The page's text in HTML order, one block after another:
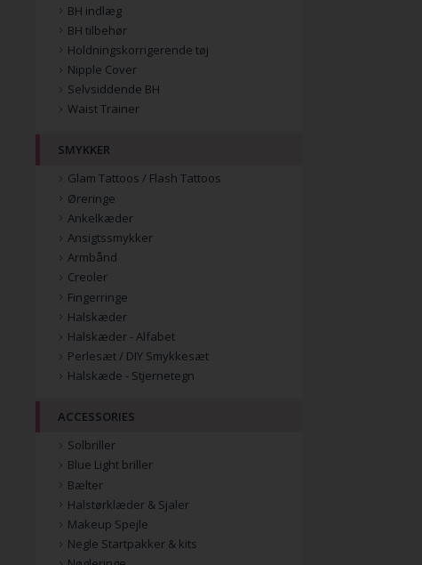
BH indlæg
BH tilbehør
Holdningskorrigerende tøj
Nipple Cover
Selvsiddende BH
Waist Trainer
SMYKKER
Glam Tattoos / Flash Tattoos
Øreringe
Ankelkæder
Ansigtssmykker
Armbånd
Creoler
Fingerringe
Halskæder
Halskæder - Alfabet
Perlesæt / DIY Smykkesæt
Halskæde - Stjernetegn
ACCESSORIES
Solbriller
Blue Light briller
Bælter
Halstørklæder & Sjaler
Makeup Spejle
Negle Startpakker & kits